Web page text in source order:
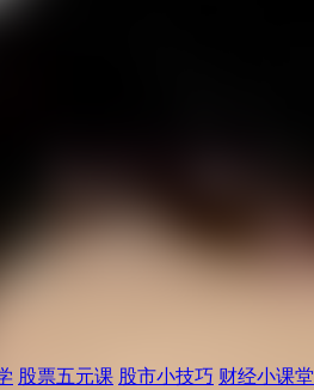
股票五元课 股市小技巧 财经小课堂